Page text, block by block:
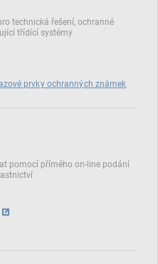
technická řešení, ochranné
třídící systémy
prvky ochranných známek
pomocí přímého on‑line podání